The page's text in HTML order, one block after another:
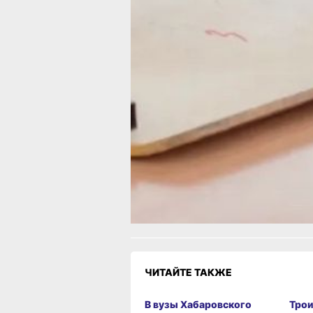
к административной ответственности
«Земские учителя» приедут в 18
Хабаровского края в новом учебном
Читайте нас в соцсетях:ВКонтакте,
Одноклассники, Телеграмили
Яндекс.ДзениМАКС
Как вам материал?
Огонь!
Супер
ЧИТАЙТЕ ТАКЖЕ
В вузы Хабаровского